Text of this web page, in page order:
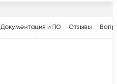
Документация и ПО Отзывы